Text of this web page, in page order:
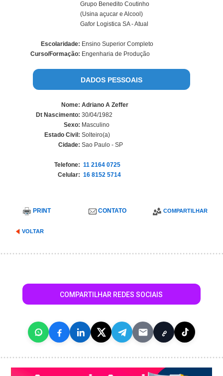
Grupo Benedito Coutinho
(Usina açucar e Alcool)
Gafor Logistica SA - Atual
Escolaridade: Ensino Superior Completo
Curso/Formação: Engenharia de Produção
DADOS PESSOAIS
Nome: Adriano A Zeffer
Dt Nascimento: 30/04/1982
Sexo: Masculino
Estado Civil: Solteiro(a)
Cidade: Sao Paulo - SP
Telefone: 11 2164 0725
Celular: 16 8152 5714
PRINT CONTATO COMPARTILHAR
VOLTAR
COMPARTILHAR REDES SOCIAIS